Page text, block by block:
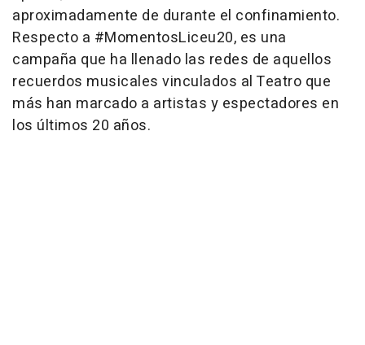
aproximadamente de durante el confinamiento.
Respecto a #MomentosLiceu20, es una
campaña que ha llenado las redes de aquellos
recuerdos musicales vinculados al Teatro que
más han marcado a artistas y espectadores en
los últimos 20 años.